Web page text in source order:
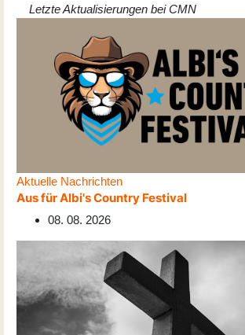
Letzte Aktualisierungen bei CMN
Aktuelle Nachrichten
Aus für Albi's Country Festival
08. 08. 2026